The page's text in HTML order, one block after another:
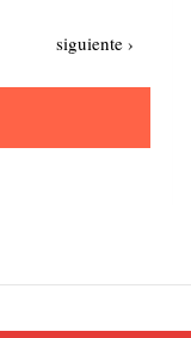
Siguiente
siguiente ›